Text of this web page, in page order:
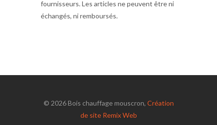
fournisseurs. Les articles ne peuvent être ni
échangés, ni remboursés.
© 2026 Bois chauffage mouscron, Création
de site Remix Web